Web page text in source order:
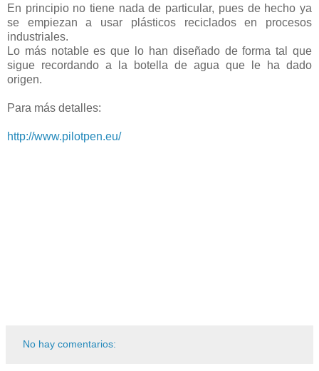
En principio no tiene nada de particular, pues de hecho ya
se empiezan a usar plásticos reciclados en procesos
industriales.
Lo más notable es que lo han diseñado de forma tal que
sigue recordando a la botella de agua que le ha dado
origen.
Para más detalles:
http://www.pilotpen.eu/
No hay comentarios: